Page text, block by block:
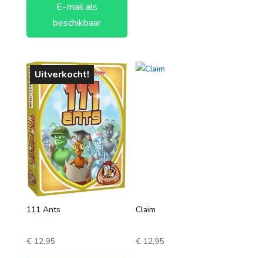
E-mail als
beschikbaar
Uitverkocht!
111 Ants
€12,95
Claim
€ 12,95